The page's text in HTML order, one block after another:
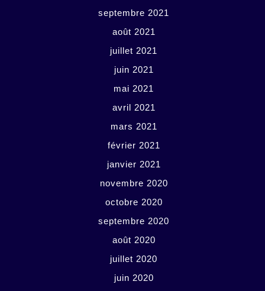
septembre 2021
août 2021
juillet 2021
juin 2021
mai 2021
avril 2021
mars 2021
février 2021
janvier 2021
novembre 2020
octobre 2020
septembre 2020
août 2020
juillet 2020
juin 2020